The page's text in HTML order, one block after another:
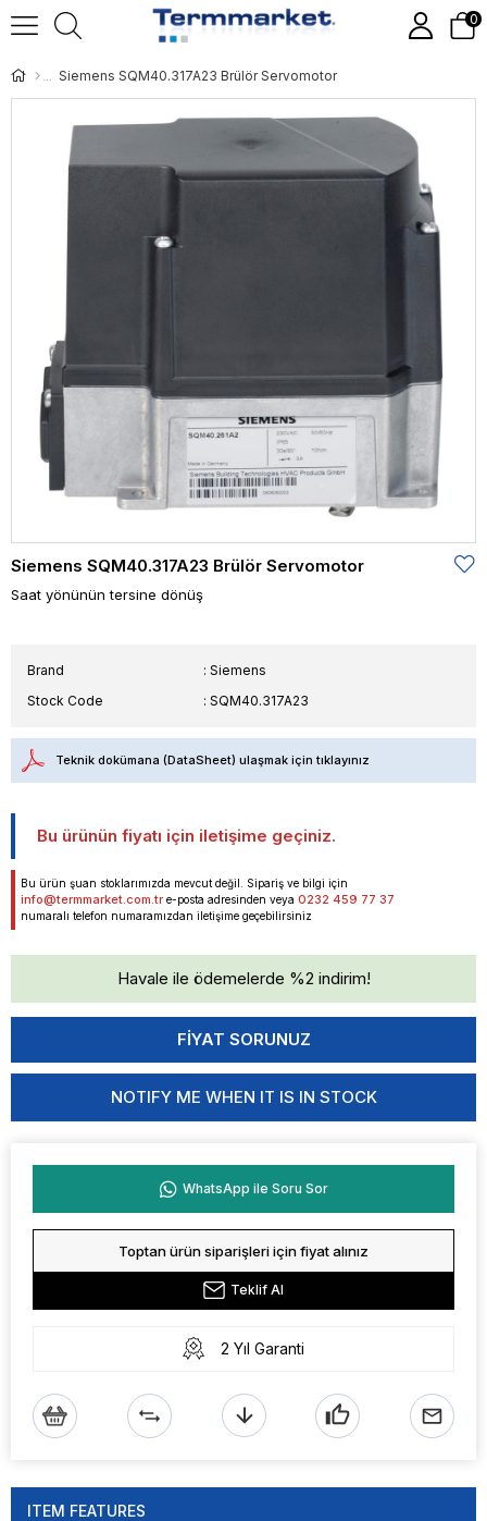
0
Siemens SQM40.317A23 Brülör Servomotor
Siemens SQM40.317A23 Brülör Servomotor
Saat yönünün tersine dönüş
Brand : Siemens
Stock Code
SQM40.317A23
Teknik dokümana (DataSheet) ulaşmak için tıklayınız
Bu ürünün fiyatı için iletişime geçiniz.
Bu ürün şuan stoklarımızda mevcut değil. Sipariş ve bilgi için
info@termmarket.com.tr e-posta adresinden veya 0232 459 77 37
numaralı telefon numaramızdan iletişime geçebilirsiniz
Havale ile ödemelerde %2 indirim!
NOTIFY ME WHEN IT IS IN STOCK
WhatsApp ile Soru Sor
Toptan ürün siparişleri için fiyat alınız
Teklif Al
2 Yıl Garanti
ITEM FEATURES